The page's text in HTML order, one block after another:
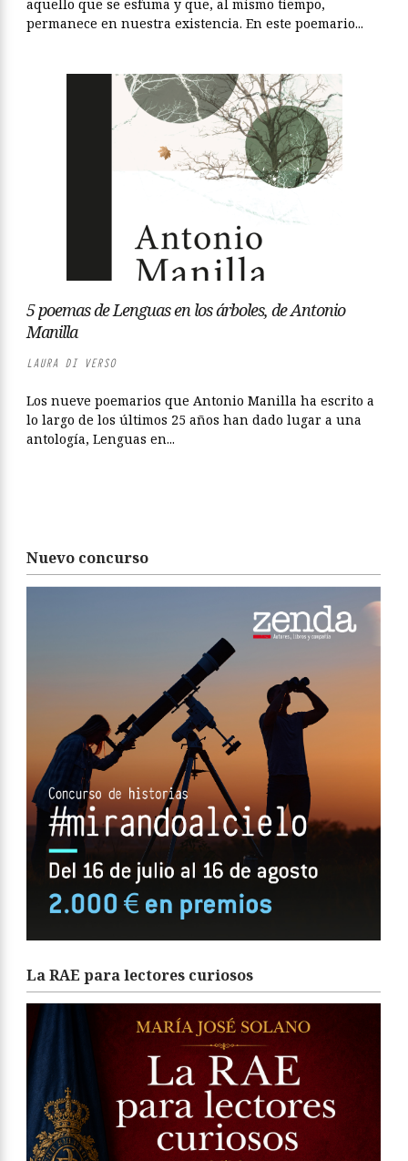
aquello que se esfuma y que, al mismo tiempo,
permanece en nuestra existencia. En este poemario...
5 poemas de Lenguas en los árboles, de Antonio
Manilla
LAURA DI VERSO
Los nueve poemarios que Antonio Manilla ha escrito a
lo largo de los últimos 25 años han dado lugar a una
antología, Lenguas en...
Nuevo concurso
La RAE para lectores curiosos